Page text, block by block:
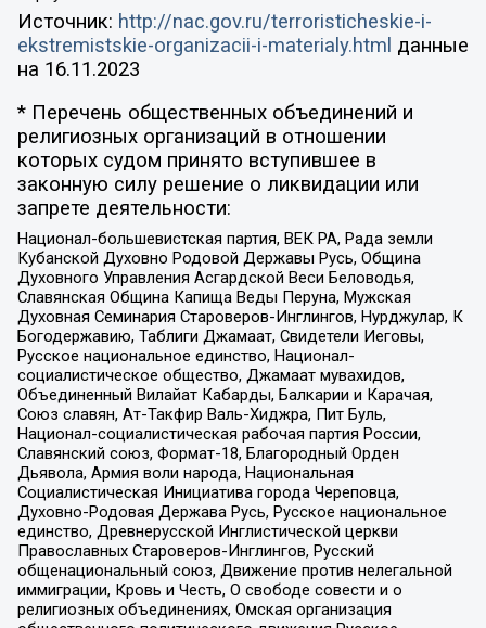
Источник: http://nac.gov.ru/terroristicheskie-i-
ekstremistskie-organizacii-i-materialy.html данные
на 16.11.2023
* Перечень общественных объединений и
религиозных организаций в отношении
которых судом принято вступившее в
законную силу решение о ликвидации или
запрете деятельности:
Национал-большевистская партия, ВЕК РА, Рада земли
Кубанской Духовно Родовой Державы Русь, Община
Духовного Управления Асгардской Веси Беловодья,
Славянская Община Капища Веды Перуна, Мужская
Духовная Семинария Староверов-Инглингов, Нурджулар, К
Богодержавию, Таблиги Джамаат, Свидетели Иеговы,
Русское национальное единство, Национал-
социалистическое общество, Джамаат мувахидов,
Объединенный Вилайат Кабарды, Балкарии и Карачая,
Союз славян, Ат-Такфир Валь-Хиджра, Пит Буль,
Национал-социалистическая рабочая партия России,
Славянский союз, Формат-18, Благородный Орден
Дьявола, Армия воли народа, Национальная
Социалистическая Инициатива города Череповца,
Духовно-Родовая Держава Русь, Русское национальное
единство, Древнерусской Инглистической церкви
Православных Староверов-Инглингов, Русский
общенациональный союз, Движение против нелегальной
иммиграции, Кровь и Честь, О свободе совести и о
религиозных объединениях, Омская организация